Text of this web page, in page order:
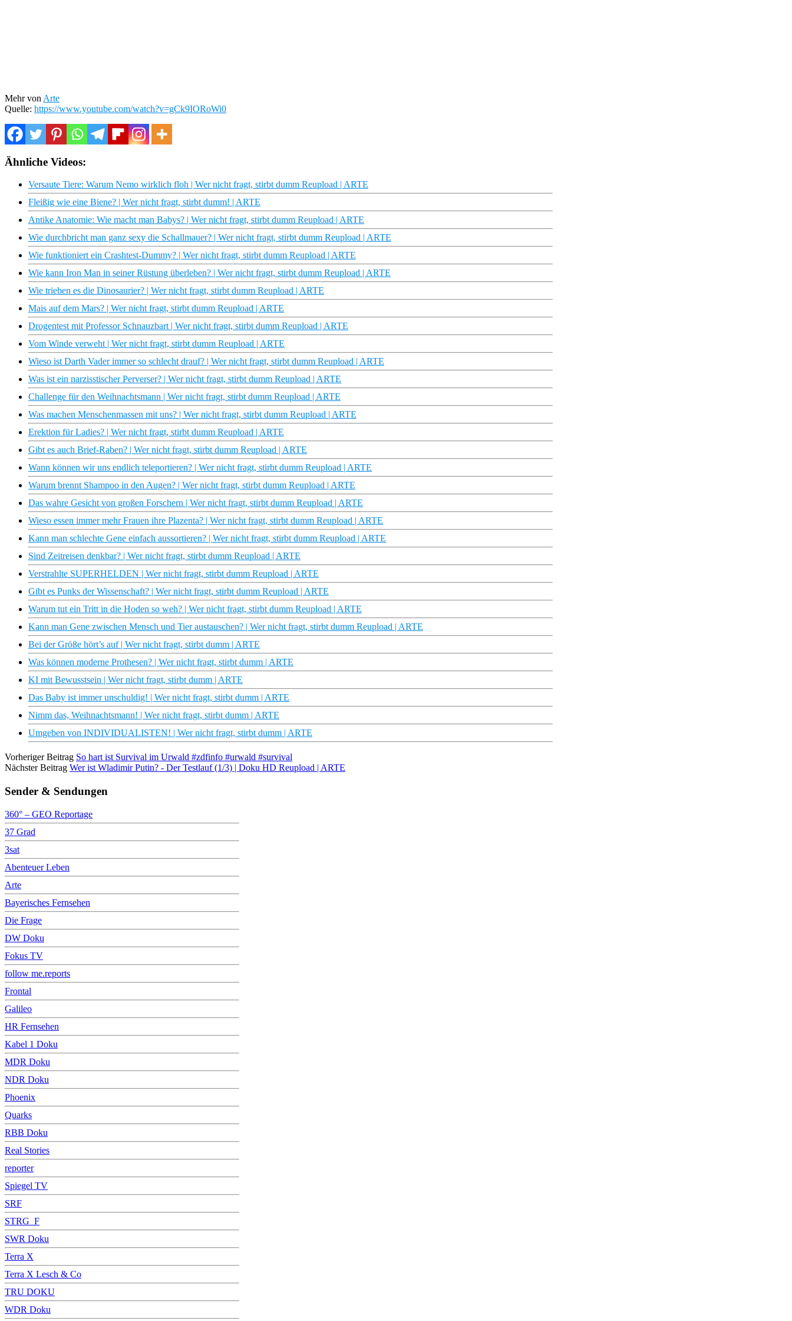
Mehr von Arte
Quelle: https://www.youtube.com/watch?v=gCk9IORoWi0
Ähnliche Videos:
Versaute Tiere: Warum Nemo wirklich floh | Wer nicht fragt, stirbt dumm Reupload | ARTE
Fleißig wie eine Biene? | Wer nicht fragt, stirbt dumm! | ARTE
Antike Anatomie: Wie macht man Babys? | Wer nicht fragt, stirbt dumm Reupload | ARTE
Wie durchbricht man ganz sexy die Schallmauer? | Wer nicht fragt, stirbt dumm Reupload | ARTE
Wie funktioniert ein Crashtest-Dummy? | Wer nicht fragt, stirbt dumm Reupload | ARTE
Wie kann Iron Man in seiner Rüstung überleben? | Wer nicht fragt, stirbt dumm Reupload | ARTE
Wie trieben es die Dinosaurier? | Wer nicht fragt, stirbt dumm Reupload | ARTE
Mais auf dem Mars? | Wer nicht fragt, stirbt dumm Reupload | ARTE
Drogentest mit Professor Schnauzbart | Wer nicht fragt, stirbt dumm Reupload | ARTE
Vom Winde verweht | Wer nicht fragt, stirbt dumm Reupload | ARTE
Wieso ist Darth Vader immer so schlecht drauf? | Wer nicht fragt, stirbt dumm Reupload | ARTE
Was ist ein narzisstischer Perverser? | Wer nicht fragt, stirbt dumm Reupload | ARTE
Challenge für den Weihnachtsmann | Wer nicht fragt, stirbt dumm Reupload | ARTE
Was machen Menschenmassen mit uns? | Wer nicht fragt, stirbt dumm Reupload | ARTE
Erektion für Ladies? | Wer nicht fragt, stirbt dumm Reupload | ARTE
Gibt es auch Brief-Raben? | Wer nicht fragt, stirbt dumm Reupload | ARTE
Wann können wir uns endlich teleportieren? | Wer nicht fragt, stirbt dumm Reupload | ARTE
Warum brennt Shampoo in den Augen? | Wer nicht fragt, stirbt dumm Reupload | ARTE
Das wahre Gesicht von großen Forschern | Wer nicht fragt, stirbt dumm Reupload | ARTE
Wieso essen immer mehr Frauen ihre Plazenta? | Wer nicht fragt, stirbt dumm Reupload | ARTE
Kann man schlechte Gene einfach aussortieren? | Wer nicht fragt, stirbt dumm Reupload | ARTE
Sind Zeitreisen denkbar? | Wer nicht fragt, stirbt dumm Reupload | ARTE
Verstrahlte SUPERHELDEN | Wer nicht fragt, stirbt dumm Reupload | ARTE
Gibt es Punks der Wissenschaft? | Wer nicht fragt, stirbt dumm Reupload | ARTE
Warum tut ein Tritt in die Hoden so weh? | Wer nicht fragt, stirbt dumm Reupload | ARTE
Kann man Gene zwischen Mensch und Tier austauschen? | Wer nicht fragt, stirbt dumm Reupload | ARTE
Bei der Größe hört’s auf | Wer nicht fragt, stirbt dumm | ARTE
Was können moderne Prothesen? | Wer nicht fragt, stirbt dumm | ARTE
KI mit Bewusstsein | Wer nicht fragt, stirbt dumm | ARTE
Das Baby ist immer unschuldig! | Wer nicht fragt, stirbt dumm | ARTE
Nimm das, Weihnachtsmann! | Wer nicht fragt, stirbt dumm | ARTE
Umgeben von INDIVIDUALISTEN! | Wer nicht fragt, stirbt dumm | ARTE
Vorheriger Beitrag So hart ist Survival im Urwald #zdfinfo #urwald #survival
Nächster Beitrag Wer ist Wladimir Putin? - Der Testlauf (1/3) | Doku HD Reupload | ARTE
Sender & Sendungen
360° – GEO Reportage
37 Grad
3sat
Abenteuer Leben
Arte
Bayerisches Fernsehen
Die Frage
DW Doku
Fokus TV
follow me.reports
Frontal
Galileo
HR Fernsehen
Kabel 1 Doku
MDR Doku
NDR Doku
Phoenix
Quarks
RBB Doku
Real Stories
reporter
Spiegel TV
SRF
STRG_F
SWR Doku
Terra X
Terra X Lesch & Co
TRU DOKU
WDR Doku